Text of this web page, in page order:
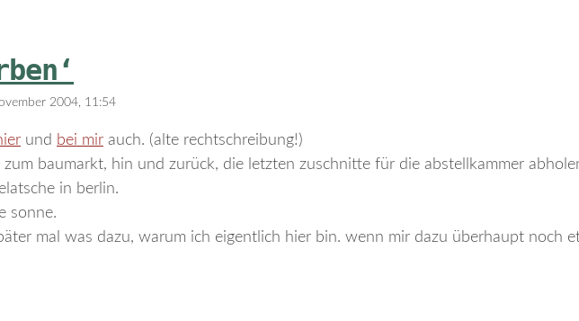
2004, 11:54
und bei mir auch. (alte rechtschreibung!)
baumarkt, hin und zurück, die letzten zuschnitte für die abstellkammer
in berlin.
sonne.
mal was dazu, warum ich eigentlich hier bin. wenn mir dazu überhaupt noch